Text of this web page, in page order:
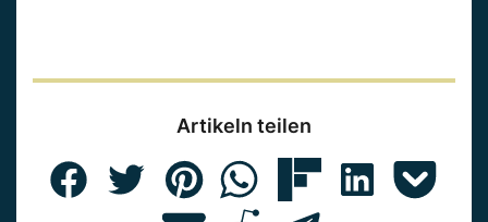
Artikeln teilen